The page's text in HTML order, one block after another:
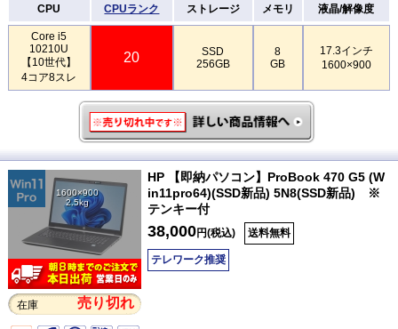
CPU CPUランク ストレージ メモリ 液晶/解像度
Core i5
10210U
【10世代】
4コア8スレ
20
SSD
256GB
8
GB
17.3インチ
1600×900
1600×900
2.5kg
在庫 売り切れ
HP 【即納パソコン】ProBook 470 G5 (W
in11pro64)(SSD新品) 5N8(SSD新品) ※
テンキー付
38,000円(税込) 送料無料
テレワーク推奨